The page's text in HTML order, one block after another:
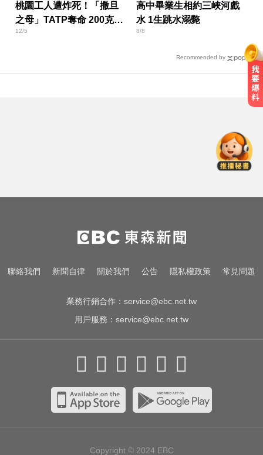
桃園工人遭炸死！「撒旦
之母」TATP奪命 200克就
能毀客機
12/5
高中畢業生相約三峽河戲
水 1生跳水溺斃
8/8
Recommended by
風夜搭捷運增援
八點檔女神美照遭放大腳趾！被酸
「暗沉皺褶」本人無奈回應
MLB／大谷10局致勝安當救世主！
聯絡我們 新聞自律 關於我們 公告 隱私權政策 常見問題
業務行銷合作： service@ebc.net.tw
用戶服務： service@ebc.net.tw
Copyright © 2024 EBC